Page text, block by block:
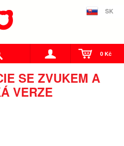
SK
0 Kč
SE ZVUKEM A
VERZE